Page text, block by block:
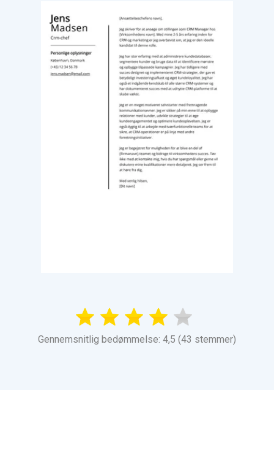
Gennemsnitlig bedømmelse: 4,5 (43 stemmer)